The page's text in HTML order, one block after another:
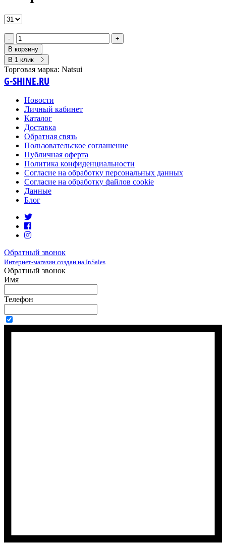
-
+
В корзину
В 1 клик
Торговая марка: Natsui
G-SHINE.RU
Новости
Личный кабинет
Каталог
Доставка
Обратная связь
Пользовательское соглашение
Публичная оферта
Политика конфиденциальности
Согласие на обработку персональных данных
Согласие на обработку файлов cookie
Данные
Блог
Обратный звонок
Интернет-магазин создан на InSales
Обратный звонок
Имя
Телефон